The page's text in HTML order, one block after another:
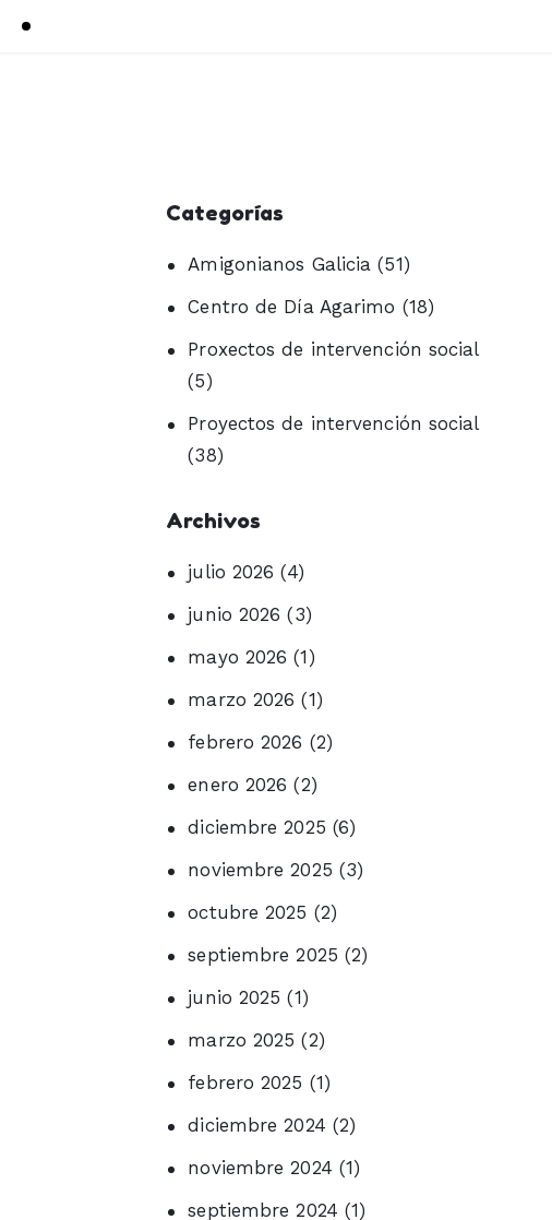
Categorías
Amigonianos Galicia (51)
Centro de Día Agarimo (18)
Proxectos de intervención social
(5)
Proyectos de intervención social
(38)
Archivos
julio 2026 (4)
junio 2026 (3)
mayo 2026 (1)
marzo 2026 (1)
febrero 2026 (2)
enero 2026 (2)
diciembre 2025 (6)
noviembre 2025 (3)
octubre 2025 (2)
septiembre 2025 (2)
junio 2025 (1)
marzo 2025 (2)
febrero 2025 (1)
diciembre 2024 (2)
noviembre 2024 (1)
septiembre 2024 (1)